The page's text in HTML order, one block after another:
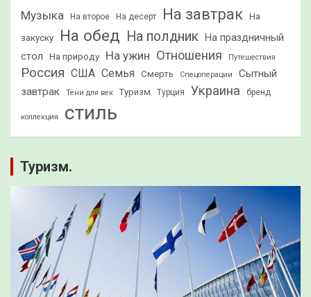
Музыка На второе На десерт На завтрак На
закуску На обед На полдник На праздничный
стол
На природу На ужин Отношения Путешествия
Россия США Семья Смерть Спецоперации
Сытный
завтрак
Тени для век Туризм Турция Украина бренд
коллекция стиль
Туризм.